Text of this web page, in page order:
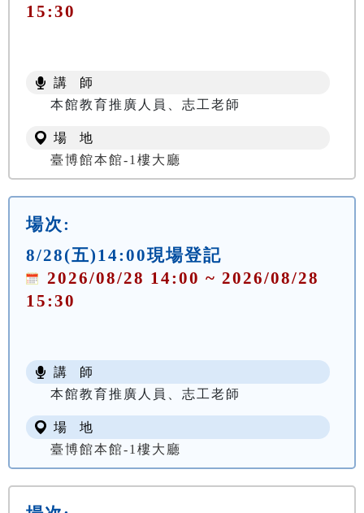
15:30
講 師
本館教育推廣人員、志工老師
場 地
臺博館本館-1樓大廳
場次:
8/28(五)14:00現場登記
2026/08/28 14:00 ~ 2026/08/28
15:30
講 師
本館教育推廣人員、志工老師
場 地
臺博館本館-1樓大廳